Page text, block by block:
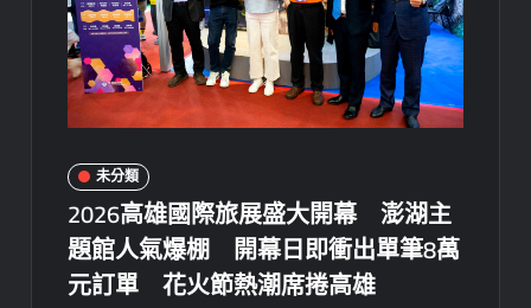
未分類
2026高雄國際旅展盛大開幕 澎湖主
題館人氣爆棚 開幕日即衝出單筆8萬
元訂單 花火節熱潮席捲高雄